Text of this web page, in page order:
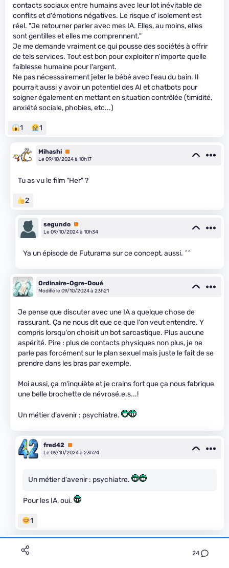
24
contacts sociaux entre humains avec leur lot inévitable de
conflits et d'émotions négatives. Le risque d' isolement est
réel. "Je retourner parler avec mes IA. Elles, au moins, elles
sont gentilles et elles me comprennent."
Je me demande vraiment ce qui pousse des sociétés à offrir
de tels services. Tout est bon pour exploiter n'importe quelle
faiblesse humaine pour l'argent.
Ne pas nécessairement jeter le bébé avec l'eau du bain. Il
pourrait aussi y avoir un potentiel des AI et chatbots pour
soigner également en mettant en situation contrôlée (timidité,
anxiété sociale, phobies, etc...)
1 1
Mihashi Premium
Le 09/10/2024 à 10h17
Tu as vu le film "Her" ?
2
segundo Premium
Le 09/10/2024 à 10h34
Ya un épisode de Futurama sur ce concept, aussi. ^^
Ordinaire-Ogre-Doué
Modifié le 09/10/2024 à 23h21
Je pense que discuter avec une IA a quelque chose de
rassurant. Ça ne nous dit que ce que l'on veut entendre. Y
compris lorsqu'on choisit un bot sarcastique. Plus aucune
aspérité. Pire : plus de contacts physiques non plus, je ne
parle pas forcément sur le plan sexuel mais juste le fait de se
prendre dans les bras par exemple.
Moi aussi, ça m'inquiète et je crains fort que ça nous fabrique
une belle brochette de névrosé.e.s...!
Un métier d'avenir : psychiatre.
fred42 Premium
Le 09/10/2024 à 23h24
Un métier d'avenir : psychiatre.
Pour les IA, oui.
1